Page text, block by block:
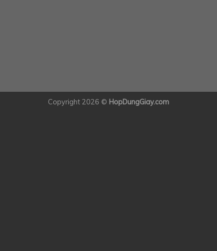
Copyright 2026 © HopDungGiay.com